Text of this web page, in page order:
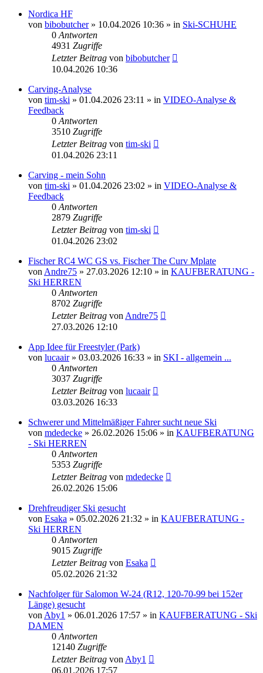
Nordica HF
von bibobutcher» 10.04.2026 10:36 » in Ski-SCHUHE
0 Antworten
4931 Zugriffe
Letzter Beitrag von bibobutcher
10.04.2026 10:36
Carving-Analyse
von tim-ski » 01.04.2026 23:11 » in VIDEO-Analyse &
Feedback
0 Antworten
3510 Zugriffe
Letzter Beitrag von tim-ski
01.04.2026 23:11
Carving - mein Sohn
von tim-ski » 01.04.2026 23:02 » in VIDEO-Analyse &
Feedback
0 Antworten
2879 Zugriffe
Letzter Beitrag von tim-ski
01.04.2026 23:02
Fischer RC4 WC GS vs. Fischer The Curv Mplate
von Andre75 » 27.03.2026 12:10 » in KAUFBERATUNG -
Ski HERREN
0 Antworten
8702 Zugriffe
Letzter Beitrag von Andre75
27.03.2026 12:10
App Idee für Freestyler (Park)
von lucaair» 03.03.2026 16:33 » in SKI - allgemein ...
0 Antworten
3037 Zugriffe
Letzter Beitrag von lucaair
03.03.2026 16:33
Schwerer und Mittelmäßiger Fahrer sucht neue Ski
von mdedecke » 26.02.2026 15:06 » in KAUFBERATUNG
- Ski HERREN
0 Antworten
5353 Zugriffe
Letzter Beitrag von mdedecke
26.02.2026 15:06
Drehfreudiger Ski gesucht
von Esaka » 05.02.2026 21:32 » in KAUFBERATUNG -
Ski HERREN
0 Antworten
9015 Zugriffe
Letzter Beitrag von Esaka
05.02.2026 21:32
Nachfolger für Salomon W-24 (R12, 120-70-99 bei 152er
Länge) gesucht
von Aby1 » 06.01.2026 17:57 » in KAUFBERATUNG - Ski
DAMEN
0 Antworten
12140 Zugriffe
Letzter Beitrag von Aby1
06.01.2026 17:57